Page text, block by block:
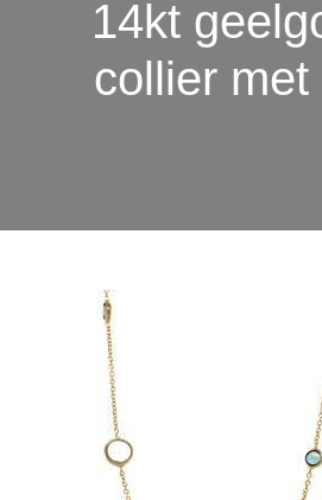
14kt
collier met